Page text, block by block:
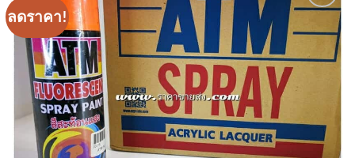
ลดราคา!
เพิ่มเข้า
รายการ
ติดตาม